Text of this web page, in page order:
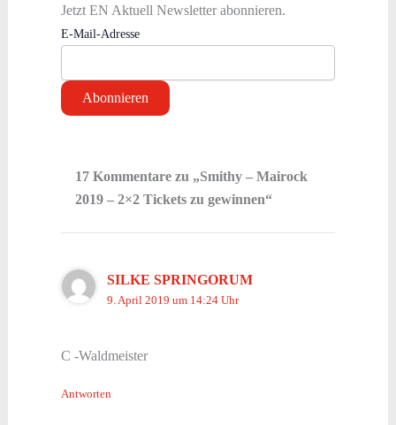
Jetzt EN Aktuell Newsletter abonnieren.
E-Mail-Adresse
17 Kommentare zu „Smithy – Mairock
2019 – 2×2 Tickets zu gewinnen“
SILKE SPRINGORUM
9. April 2019 um 14:24 Uhr
C -Waldmeister
Antworten